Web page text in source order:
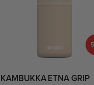
-
KAMBUKKA ETNA GRIP